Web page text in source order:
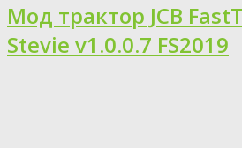
Мод трактор JCB
Stevie v1.0.0.7 FS2019